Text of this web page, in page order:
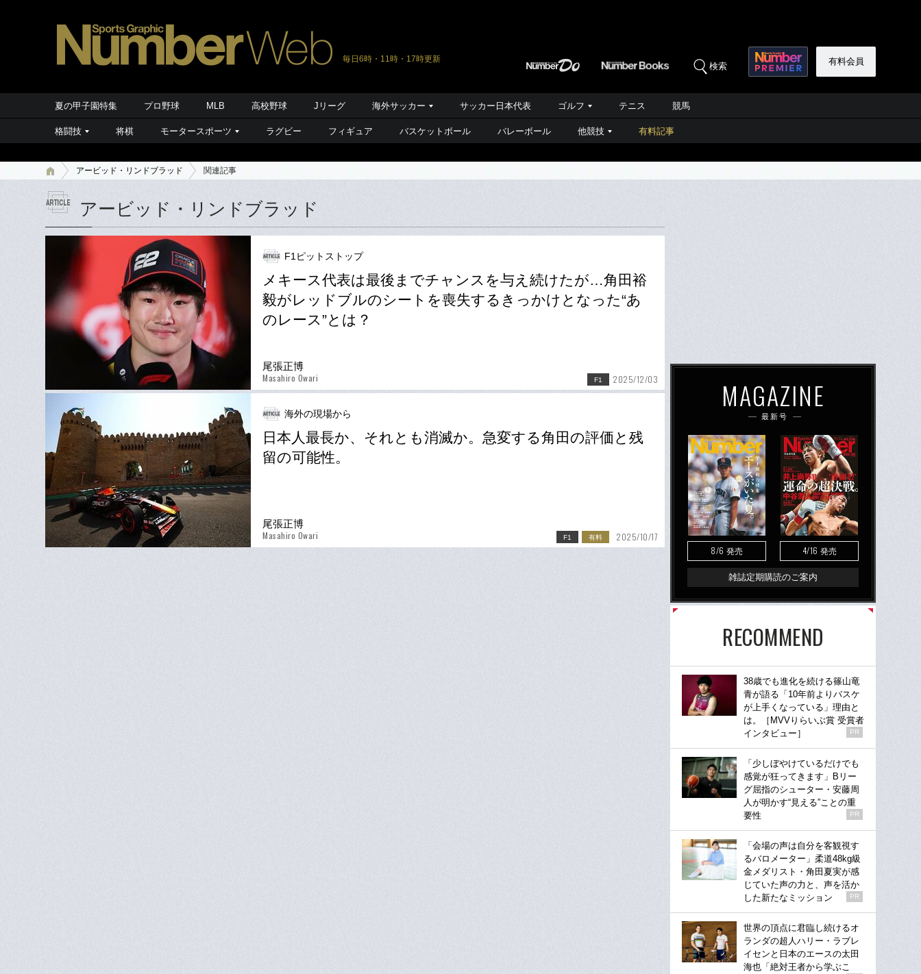
毎日6時・11時・17時更新
検索 有料会員
夏の甲子園特集 プロ野球 MLB 高校野球 Jリーグ 海外サッカー サッカー日本代表 ゴルフ テニス 競馬
格闘技 将棋 モータースポーツ ラグビー フィギュア バスケットボール バレーボール 他競技 有料記事
アービッド・リンドブラッド 関連記事
アービッド・リンドブラッド
F1ピットストップ
メキース代表は最後までチャンスを与え続けたが…角田裕
毅がレッドブルのシートを喪失するきっかけとなった“あ
のレース”とは？
尾張正博
Masahiro Owari F1 2025/12/03
海外の現場から
日本人最長か、それとも消滅か。急変する角田の評価と残
留の可能性。
尾張正博
Masahiro Owari F1 有料 2025/10/17
MAGAZINE
最新号
8/6 発売 4/16 発売
雑誌定期購読のご案内
RECOMMEND
38歳でも進化を続ける篠山竜
青が語る「10年前よりバスケ
が上手くなっている」理由と
は。［MVVりらいぶ賞 受賞者
インタビュー］
PR
「少しぼやけているだけでも
感覚が狂ってきます」Bリー
グ屈指のシューター・安藤周
人が明かす“見える”ことの重
要性
PR
「会場の声は自分を客観視す
るバロメーター」柔道48kg級
金メダリスト・角田夏実が感
じていた声の力と、声を活か
した新たなミッション
PR
世界の頂点に君臨し続けるオ
ランダの超人ハリー・ラブレ
イセンと日本のエースの太田
海也「絶対王者から学ぶこ